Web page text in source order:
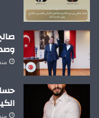
منذ 20
منذ 21